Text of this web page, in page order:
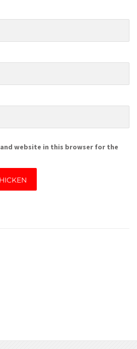
and website in this browser for the